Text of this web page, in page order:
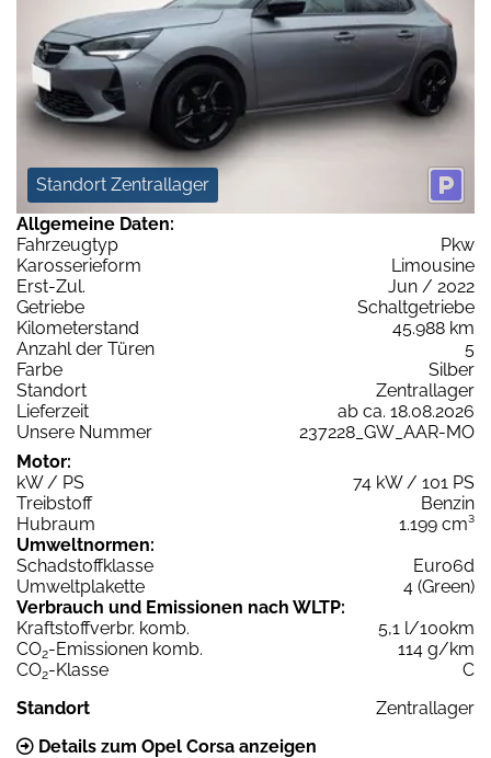
Standort Zentrallager
Allgemeine Daten:
Fahrzeugtyp
Pkw
Karosserieform
Limousine
Erst-Zul.
Jun / 2022
Getriebe
Schaltgetriebe
Kilometerstand
45.988 km
Anzahl der Türen
5
Farbe
Silber
Standort
Zentrallager
Lieferzeit
ab ca. 18.08.2026
Unsere Nummer
237228_GW_AAR-MO
Motor:
kW / PS
74 kW / 101 PS
Treibstoff
Benzin
Hubraum
1.199 cm³
Umweltnormen:
Schadstoffklasse
Euro6d
Umweltplakette
4 (Green)
Verbrauch und Emissionen nach WLTP:
Kraftstoffverbr. komb.
5,1 l/100km
CO2-Emissionen komb.
114 g/km
CO2-Klasse
C
Standort
Zentrallager
Details zum Opel Corsa anzeigen